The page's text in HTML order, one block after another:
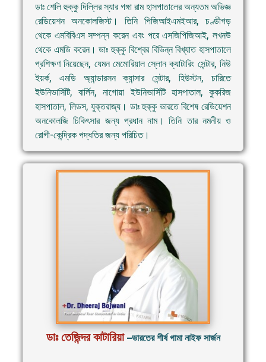
ডাঃ শেলি হুক্কু দিল্লির স্যার গঙ্গা রাম হাসপাতালের অন্যতম অভিজ্ঞ
রেডিয়েশন অনকোলজিস্ট। তিনি পিজিআইএমইআর, চণ্ডীগড়
থেকে এমবিবিএস সম্পন্ন করেন এবং পরে এসজিপিজিআই, লখনউ
থেকে এমডি করেন। ডাঃ হুক্কু বিশ্বের বিভিন্ন বিখ্যাত হাসপাতালে
প্রশিক্ষণ নিয়েছেন, যেমন মেমোরিয়াল স্লোন ক্যাটারিং সেন্টার, নিউ
ইয়র্ক, এমডি অ্যান্ডারসন ক্যান্সার সেন্টার, হিউস্টন, চারিতে
ইউনিভার্সিটি, বার্লিন, নাগোয়া ইউনিভার্সিটি হাসপাতাল, কুকরিজ
হাসপাতাল, লিডস, যুক্তরাজ্য। ডাঃ হুক্কু ভারতে বিশেষ রেডিয়েশন
অনকোলজি চিকিৎসার জন্য প্রধান নাম। তিনি তার নমনীয় ও
রোগী-কেন্দ্রিক পদ্ধতির জন্য পরিচিত।
ডাঃ তেজিন্দর কাটারিয়া –ভারতের শীর্ষ গামা নাইফ সার্জন